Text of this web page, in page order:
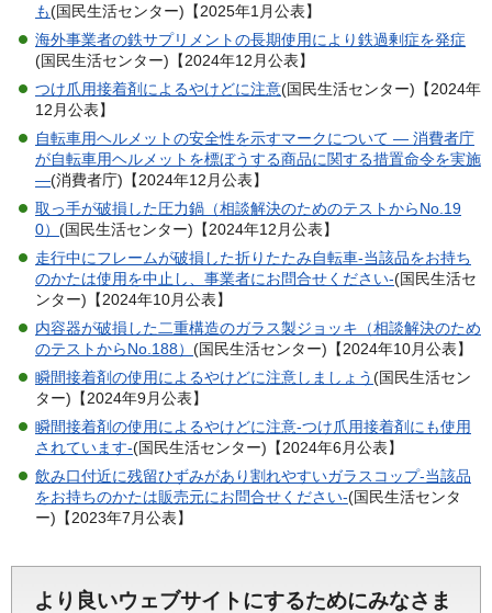
も(国民生活センター)【2025年1月公表】
海外事業者の鉄サプリメントの長期使用により鉄過剰症を発症
(国民生活センター)【2024年12月公表】
つけ爪用接着剤によるやけどに注意(国民生活センター)【2024年
12月公表】
自転車用ヘルメットの安全性を示すマークについて ― 消費者庁
が自転車用ヘルメットを標ぼうする商品に関する措置命令を実施
―(消費者庁)【2024年12月公表】
取っ手が破損した圧力鍋（相談解決のためのテストからNo.19
0） (国民生活センター)【2024年12月公表】
走行中にフレームが破損した折りたたみ自転車-当該品をお持ち
のかたは使用を中止し、事業者にお問合せください-(国民生活セ
ンター)【2024年10月公表】
内容器が破損した二重構造のガラス製ジョッキ（相談解決のため
のテストからNo.188） (国民生活センター)【2024年10月公表】
瞬間接着剤の使用によるやけどに注意しましょう(国民生活セン
ター)【2024年9月公表】
瞬間接着剤の使用によるやけどに注意-つけ爪用接着剤にも使用
されています-(国民生活センター)【2024年6月公表】
飲み口付近に残留ひずみがあり割れやすいガラスコップ-当該品
をお持ちのかたは販売元にお問合せください-(国民生活センタ
ー)【2023年7月公表】
より良いウェブサイトにするためにみなさま